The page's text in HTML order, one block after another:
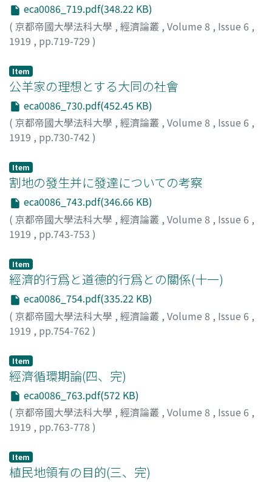
eca0086_719.pdf(348.22 KB)
( 京都帝國大學法科大學 , 經濟論叢 , Volume 8 , Issue 6 ,
1919 , pp.719-729 )
Item
公羊家の理想とする大同の社會
eca0086_730.pdf(452.45 KB)
( 京都帝國大學法科大學 , 經濟論叢 , Volume 8 , Issue 6 ,
1919 , pp.730-742 )
Item
割地の發生并に發達についての考察
eca0086_743.pdf(346.66 KB)
( 京都帝國大學法科大學 , 經濟論叢 , Volume 8 , Issue 6 ,
1919 , pp.743-753 )
Item
經濟的行爲と道德的行爲との關係(十一)
eca0086_754.pdf(335.22 KB)
( 京都帝國大學法科大學 , 經濟論叢 , Volume 8 , Issue 6 ,
1919 , pp.754-762 )
Item
經濟循環期論(四、完)
eca0086_763.pdf(572 KB)
( 京都帝國大學法科大學 , 經濟論叢 , Volume 8 , Issue 6 ,
1919 , pp.763-778 )
Item
植民地領有の目的(三、完)